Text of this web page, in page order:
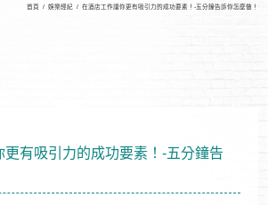
首頁 / 娛樂經紀 / 在酒店工作讓你更有吸引力的成功要素！-五分鐘告訴你怎麼做！
更有吸引力的成功要素！-五分鐘告